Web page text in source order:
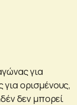
για
ορισμένους,
δεν μπορεί